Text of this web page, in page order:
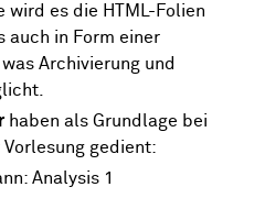
wird es die HTML-Folien
auch in Form einer
Archivierung und
haben als Grundlage bei
gedient:
Analysis 1